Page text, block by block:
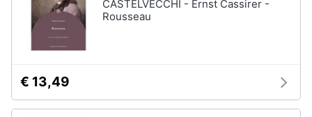
CASTELVECCHI - Ernst Cassirer -
Rousseau
€ 13,49